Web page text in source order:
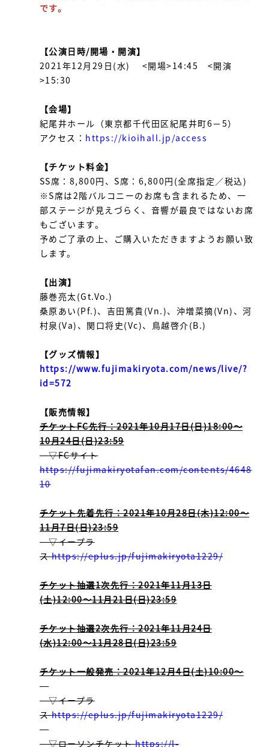
です。
【公演日時/開場・開演】
2021年12月29日(水) <開場>14:45 <開演
>15:30
【会場】
紀尾井ホール（東京都千代田区紀尾井町6−5）
アクセス： https://kioihall.jp/access
【チケット料金】
SS席：8,800円、S席：6,800円(全席指定／税込)
※S席は2階バルコニーのお席も含まれるため、一
部ステージが見えづらく、音響が最良ではないお席
もございます。
予めご了承の上、ご購入いただきますようお願い致
します。
【出演】
藤巻亮太(Gt.Vo.)
桑原あい(Pf.)、吉田篤貴(Vn.)、沖増菜摘(Vn)、河
村泉(Va)、関口将史(Vc)、鳥越啓介(B.)
【グッズ情報】
https://www.fujimakiryota.com/news/live/?
id=572
【販売情報】
チケットFC先行：2021年10月17日(日)18:00～
10月24日(日)23:59
▽FCサイト
https://fujimakiryotafan.com/contents/4648
10
チケット先着先行：2021年10月28日(木)12:00～
11月7日(日)23:59
▽イープラ
スhttps://eplus.jp/fujimakiryota1229/
チケット抽選1次先行：2021年11月13日
(土)12:00～11月21日(日)23:59
チケット抽選2次先行：2021年11月24日
(水)12:00～11月28日(日)23:59
チケット一般発売：2021年12月4日(土)10:00～
▽イープラ
スhttps://eplus.jp/fujimakiryota1229/
▽ローソンチケットhttps://l-